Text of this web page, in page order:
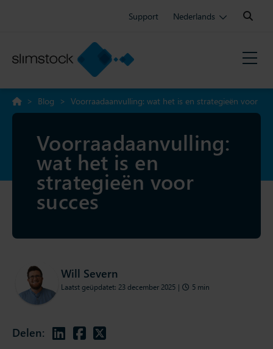
Support Nederlands
Search:
> Blog > Voorraadaanvulling: wat het is en strategieën voor
succes
Voorraadaanvulling:
wat het is en
strategieën voor
succes
Delen:
Will Severn
Laatst geüpdatet: 23 december 2025 | 5 min